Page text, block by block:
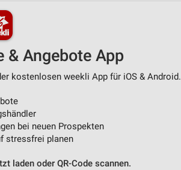
& Angebote App
kostenlosen weekli App für iOS & Android.
bei neuen Prospekten
stressfrei planen
laden oder QR-Code scannen.